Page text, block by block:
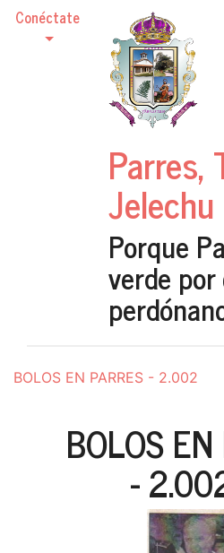
Conéctate
Parres,
Jelechu
Porque
verde
BOLOS EN PARRES - 2.002
BOLOS
-